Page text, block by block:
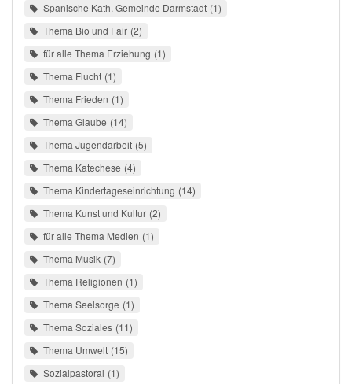
Spanische Kath. Gemeinde Darmstadt 1
Thema Bio und Fair 2
für alle Thema Erziehung 1
Thema Flucht 1
Thema Frieden 1
Thema Glaube 14
Thema Jugendarbeit 5
Thema Katechese 4
Thema Kindertageseinrichtung 14
Thema Kunst und Kultur 2
für alle Thema Medien 1
Thema Musik 7
Thema Religionen 1
Thema Seelsorge 1
Thema Soziales 11
Thema Umwelt 15
Sozialpastoral 1